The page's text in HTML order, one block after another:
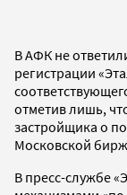
В АФК не
регистрации
отметив лишь,
застройщика о
Московской
В пресс-службе